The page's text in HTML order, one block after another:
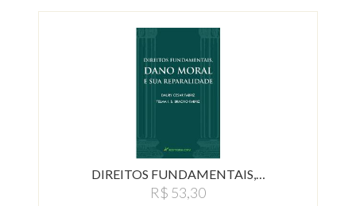
DIREITOS FUNDAMENTAIS,…
R$ 53,30